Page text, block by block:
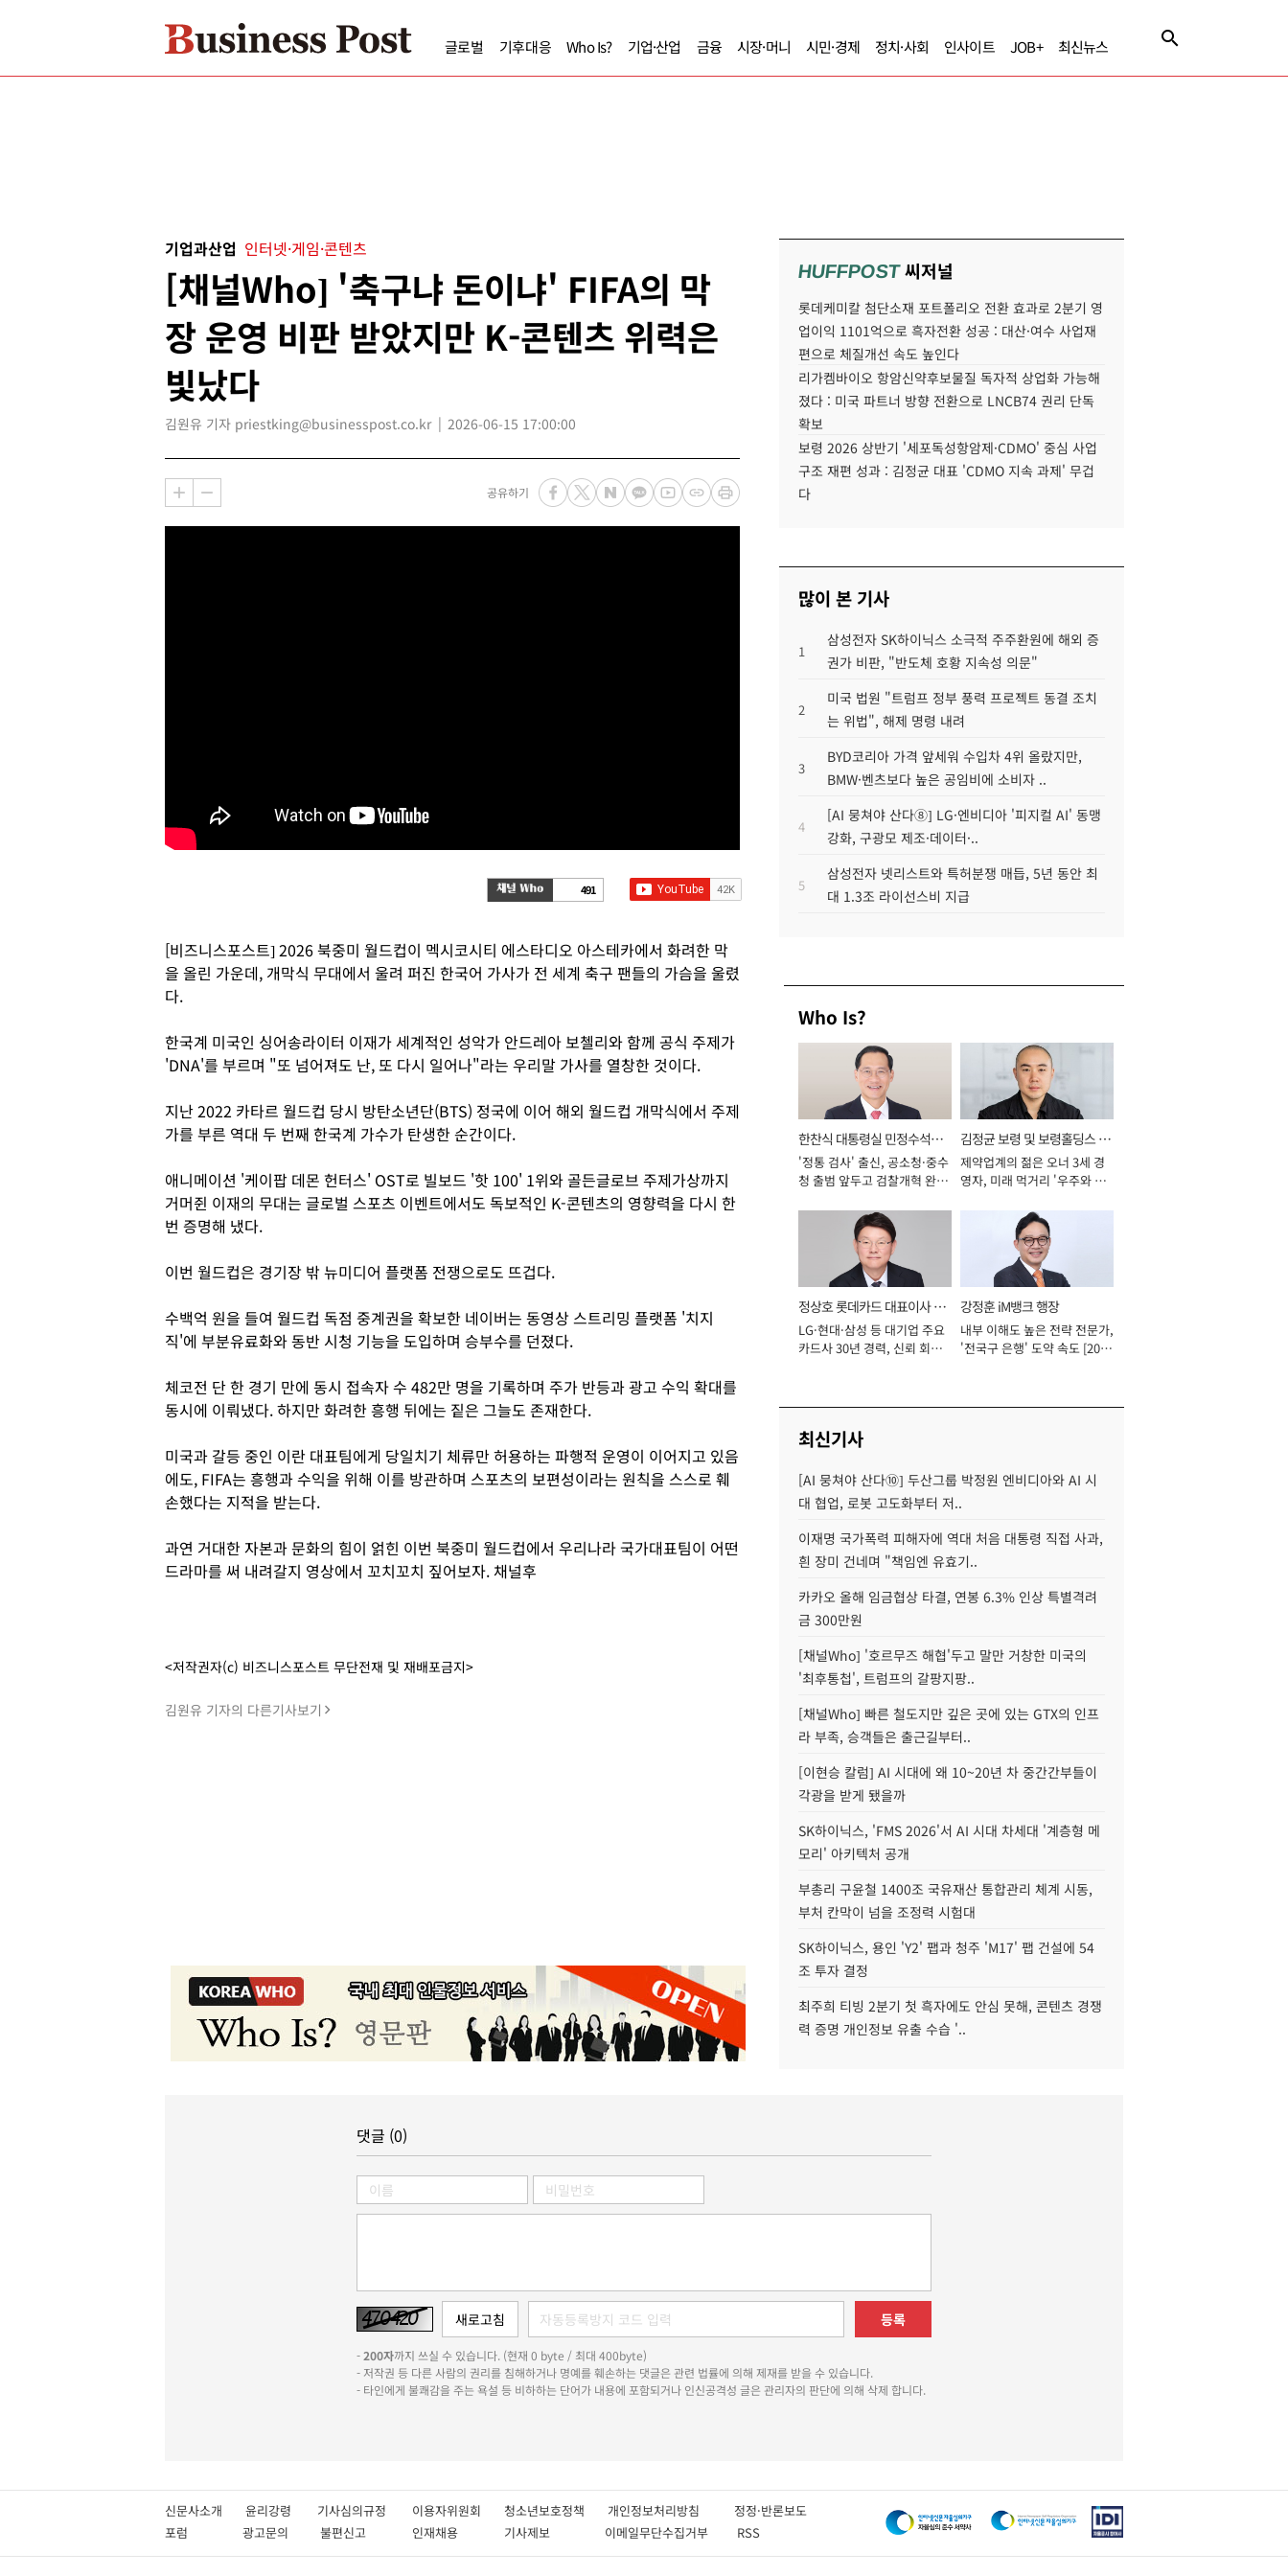
글로벌 기후대응 Who Is? 기업·산업 금융 시장·머니 시민·경제 정치·사회 인사이트 JOB+ 최신뉴스
기업과산업 인터넷·게임·콘텐츠
[채널Who] '축구냐 돈이냐' FIFA의 막
장 운영 비판 받았지만 K-콘텐츠 위력은
빛났다
김원유 기자 priestking@businesspost.co.kr 2026-06-15 17:00:00
공유하기
491
[비즈니스포스트] 2026 북중미 월드컵이 멕시코시티 에스타디오 아스테카에서 화려한 막
을 올린 가운데, 개막식 무대에서 울려 퍼진 한국어 가사가 전 세계 축구 팬들의 가슴을 울렸
다.
한국계 미국인 싱어송라이터 이재가 세계적인 성악가 안드레아 보첼리와 함께 공식 주제가
'DNA'를 부르며 "또 넘어져도 난, 또 다시 일어나"라는 우리말 가사를 열창한 것이다.
지난 2022 카타르 월드컵 당시 방탄소년단(BTS) 정국에 이어 해외 월드컵 개막식에서 주제
가를 부른 역대 두 번째 한국계 가수가 탄생한 순간이다.
애니메이션 '케이팝 데몬 헌터스' OST로 빌보드 '핫 100' 1위와 골든글로브 주제가상까지
거머쥔 이재의 무대는 글로벌 스포츠 이벤트에서도 독보적인 K-콘텐츠의 영향력을 다시 한
번 증명해 냈다.
이번 월드컵은 경기장 밖 뉴미디어 플랫폼 전쟁으로도 뜨겁다.
수백억 원을 들여 월드컵 독점 중계권을 확보한 네이버는 동영상 스트리밍 플랫폼 '치지
직'에 부분유료화와 동반 시청 기능을 도입하며 승부수를 던졌다.
체코전 단 한 경기 만에 동시 접속자 수 482만 명을 기록하며 주가 반등과 광고 수익 확대를
동시에 이뤄냈다. 하지만 화려한 흥행 뒤에는 짙은 그늘도 존재한다.
미국과 갈등 중인 이란 대표팀에게 당일치기 체류만 허용하는 파행적 운영이 이어지고 있음
에도, FIFA는 흥행과 수익을 위해 이를 방관하며 스포츠의 보편성이라는 원칙을 스스로 훼
손했다는 지적을 받는다.
과연 거대한 자본과 문화의 힘이 얽힌 이번 북중미 월드컵에서 우리나라 국가대표팀이 어떤
드라마를 써 내려갈지 영상에서 꼬치꼬치 짚어보자. 채널후
<저작권자(c) 비즈니스포스트 무단전재 및 재배포금지>
김원유 기자의 다른기사보기
HUFFPOST씨저널
롯데케미칼 첨단소재 포트폴리오 전환 효과로 2분기 영
업이익 1101억으로 흑자전환 성공 : 대산·여수 사업재
편으로 체질개선 속도 높인다
리가켐바이오 항암신약후보물질 독자적 상업화 가능해
졌다 : 미국 파트너 방향 전환으로 LNCB74 권리 단독
확보
보령 2026 상반기 '세포독성항암제·CDMO' 중심 사업
구조 재편 성과 : 김정균 대표 'CDMO 지속 과제' 무겁
다
많이 본 기사
1
삼성전자 SK하이닉스 소극적 주주환원에 해외 증
권가 비판, "반도체 호황 지속성 의문"
2
미국 법원 "트럼프 정부 풍력 프로젝트 동결 조치
는 위법", 해제 명령 내려
3
BYD코리아 가격 앞세워 수입차 4위 올랐지만,
BMW·벤츠보다 높은 공임비에 소비자 ..
4
[AI 뭉쳐야 산다⑧] LG·엔비디아 '피지컬 AI' 동맹
강화, 구광모 제조·데이터·..
5
삼성전자 넷리스트와 특허분쟁 매듭, 5년 동안 최
대 1.3조 라이선스비 지급
Who Is?
한찬식 대통령실 민정수석비
서관
'정통 검사' 출신, 공소청·중수
청 출범 앞두고 검찰개혁 완수
김정균 보령 및 보령홀딩스 대
표이사 사장
제약업계의 젊은 오너 3세 경
영자, 미래 먹거리 '우주와 헬
정상호 롯데카드 대표이사 사
장
LG·현대·삼성 등 대기업 주요
카드사 30년 경력, 신뢰 회복
강정훈 iM뱅크 행장
내부 이해도 높은 전략 전문가,
'전국구 은행' 도약 속도 [2026
최신기사
[AI 뭉쳐야 산다⑩] 두산그룹 박정원 엔비디아와 AI 시
대 협업, 로봇 고도화부터 저..
이재명 국가폭력 피해자에 역대 처음 대통령 직접 사과,
흰 장미 건네며 "책임엔 유효기..
카카오 올해 임금협상 타결, 연봉 6.3% 인상 특별격려
금 300만원
[채널Who] '호르무즈 해협'두고 말만 거창한 미국의
'최후통첩', 트럼프의 갈팡지팡..
[채널Who] 빠른 철도지만 깊은 곳에 있는 GTX의 인프
라 부족, 승객들은 출근길부터..
[이현승 칼럼] AI 시대에 왜 10~20년 차 중간간부들이
각광을 받게 됐을까
SK하이닉스, 'FMS 2026'서 AI 시대 차세대 '계층형 메
모리' 아키텍처 공개
부총리 구윤철 1400조 국유재산 통합관리 체계 시동,
부처 칸막이 넘을 조정력 시험대
SK하이닉스, 용인 'Y2' 팹과 청주 'M17' 팹 건설에 54
조 투자 결정
최주희 티빙 2분기 첫 흑자에도 안심 못해, 콘텐츠 경쟁
력 증명 개인정보 유출 수습 '..
댓글 (0)
등록
-200자까지 쓰실 수 있습니다. (현재 0 byte / 최대 400byte)
- 저작권 등 다른 사람의 권리를 침해하거나 명예를 훼손하는 댓글은 관련 법률에 의해 제재를 받을 수 있습니다.
- 타인에게 불쾌감을 주는 욕설 등 비하하는 단어가 내용에 포함되거나 인신공격성 글은 관리자의 판단에 의해 삭제 합니다.
신문사소개 윤리강령 기사심의규정 이용자위원회 청소년보호정책 개인정보처리방침 정정·반론보도
포럼
광고문의 불편신고 인재채용 기사제보 이메일무단수집거부 RSS